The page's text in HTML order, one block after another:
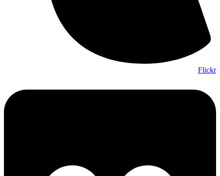
Flickr